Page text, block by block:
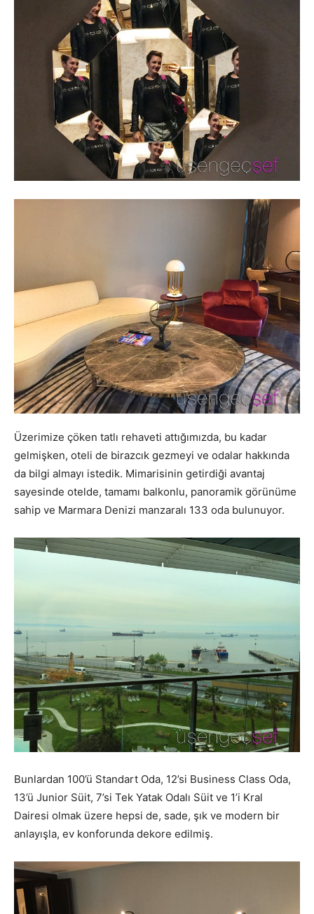
Üzerimize çöken tatlı rehaveti attığımızda, bu kadar
gelmişken, oteli de birazcık gezmeyi ve odalar hakkında
da bilgi almayı istedik. Mimarisinin getirdiği avantaj
sayesinde otelde, tamamı balkonlu, panoramik görünüme
sahip ve Marmara Denizi manzaralı 133 oda bulunuyor.
Bunlardan 100’ü Standart Oda, 12’si Business Class Oda,
13’ü Junior Süit, 7’si Tek Yatak Odalı Süit ve 1’i Kral
Dairesi olmak üzere hepsi de, sade, şık ve modern bir
anlayışla, ev konforunda dekore edilmiş.